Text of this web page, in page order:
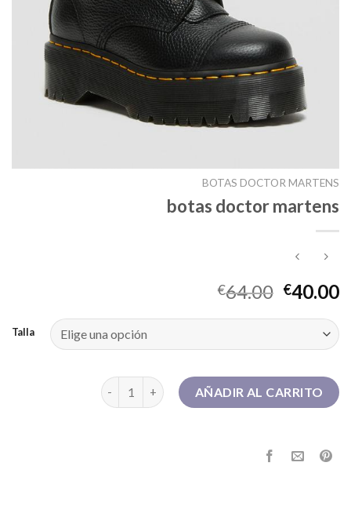
BOTAS DOCTOR MARTENS
botas doctor martens
€64.00 €40.00
Talla
botas doctor martens cantidadAÑADIR AL CARRITO